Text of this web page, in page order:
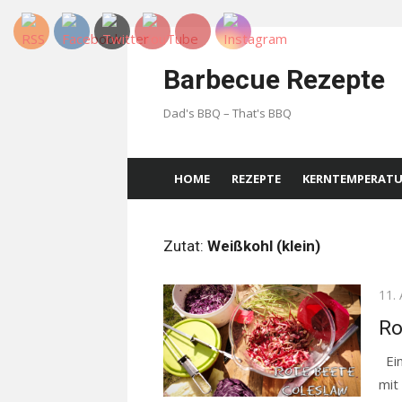
Skip
Barbecue Rezepte
Dad's BBQ – That's BBQ
HOME REZEPTE
Zutat: Weißkohl (klein)
11.
mit